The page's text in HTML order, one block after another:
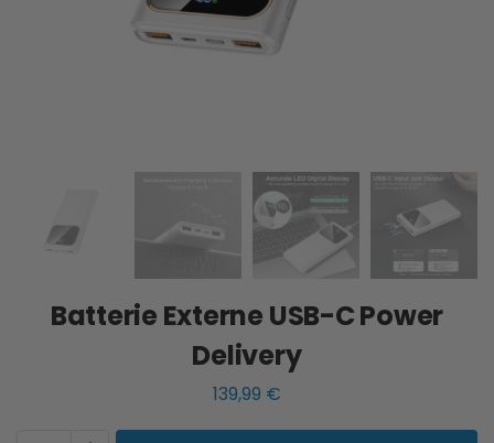
Batterie Externe USB-C Power
Delivery
139,99 €